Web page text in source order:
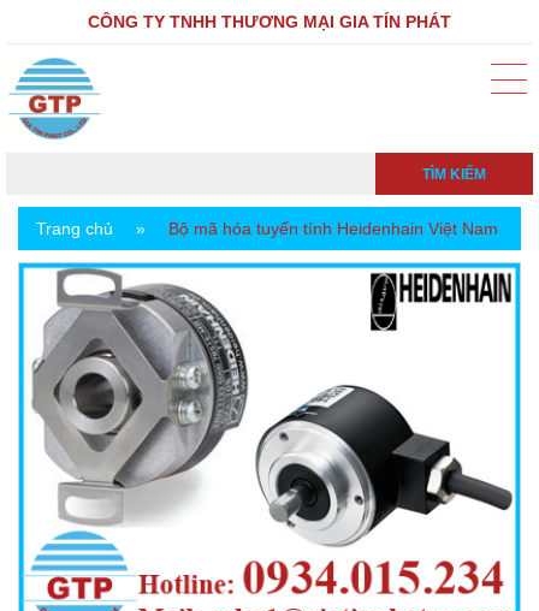
CÔNG TY TNHH THƯƠNG MẠI GIA TÍN PHÁT
TÌM KIẾM
Trang chủ » Bộ mã hóa tuyến tính Heidenhain Việt Nam